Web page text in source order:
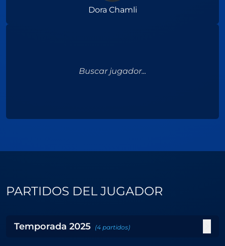
Dora Chamli
Buscar jugador...
PARTIDOS DEL JUGADOR
Temporada 2025 (4 partidos)